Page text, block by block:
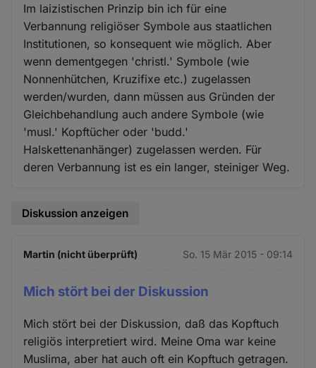
Im laizistischen Prinzip bin ich für eine
Verbannung religiöser Symbole aus staatlichen
Institutionen, so konsequent wie möglich. Aber
wenn dementgegen 'christl.' Symbole (wie
Nonnenhütchen, Kruzifixe etc.) zugelassen
werden/wurden, dann müssen aus Gründen der
Gleichbehandlung auch andere Symbole (wie
'musl.' Kopftücher oder 'budd.'
Halskettenanhänger) zugelassen werden. Für
deren Verbannung ist es ein langer, steiniger Weg.
Diskussion anzeigen
Martin (nicht überprüft) So. 15 Mär 2015 - 09:14
Mich stört bei der Diskussion
Mich stört bei der Diskussion, daß das Kopftuch
religiös interpretiert wird. Meine Oma war keine
Muslima, aber hat auch oft ein Kopftuch getragen.